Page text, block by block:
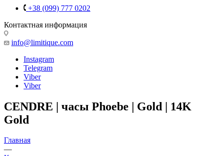
+38 (099) 777 0202
Контактная информация
info@limitique.com
Instagram
Telegram
Viber
Viber
CENDRE | часы Phoebe | Gold | 14K
Gold
Главная
—